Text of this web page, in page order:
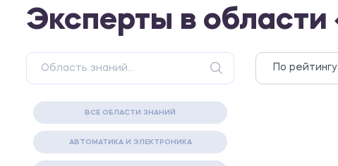
Эксперты в области
ВСЕ ОБЛАСТИ ЗНАНИЙ
АВТОМАТИКА И ЭЛЕКТРОНИКА